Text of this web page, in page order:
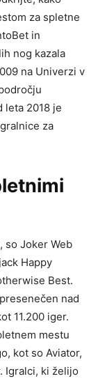
za spletne
in
nog kazala
na Univerzi v
leta 2018 je
za
so Joker Web
Happy
Best.
nad
11.200 iger.
mestu
kot so Aviator,
Igralci, ki želijo